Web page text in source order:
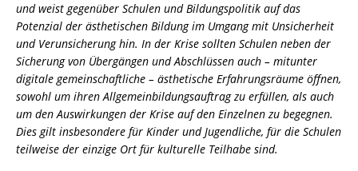
und weist gegenüber Schulen und Bildungspolitik auf das
Potenzial der ästhetischen Bildung im Umgang mit Unsicherheit
und Verunsicherung hin. In der Krise sollten Schulen neben der
Sicherung von Übergängen und Abschlüssen auch – mitunter
digitale gemeinschaftliche – ästhetische Erfahrungsräume öffnen,
sowohl um ihren Allgemeinbildungsauftrag zu erfüllen, als auch
um den Auswirkungen der Krise auf den Einzelnen zu begegnen.
Dies gilt insbesondere für Kinder und Jugendliche, für die Schulen
teilweise der einzige Ort für kulturelle Teilhabe sind.